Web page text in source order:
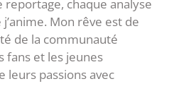
chaque analyse
Mon rêve est de
de la communauté
fans et les jeunes
leurs passions avec